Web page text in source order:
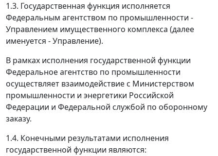
1.3. Государственная функция исполняется
Федеральным агентством по промышленности -
Управлением имущественного комплекса (далее
именуется - Управление).
В рамках исполнения государственной функции
Федеральное агентство по промышленности
осуществляет взаимодействие с Министерством
промышленности и энергетики Российской
Федерации и Федеральной службой по оборонному
заказу.
1.4. Конечными результатами исполнения
государственной функции являются: